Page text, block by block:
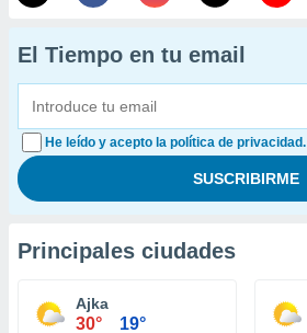
El Tiempo en tu email
He leído y acepto la política de privacidad.
Principales ciudades
Ajka
30° 19°